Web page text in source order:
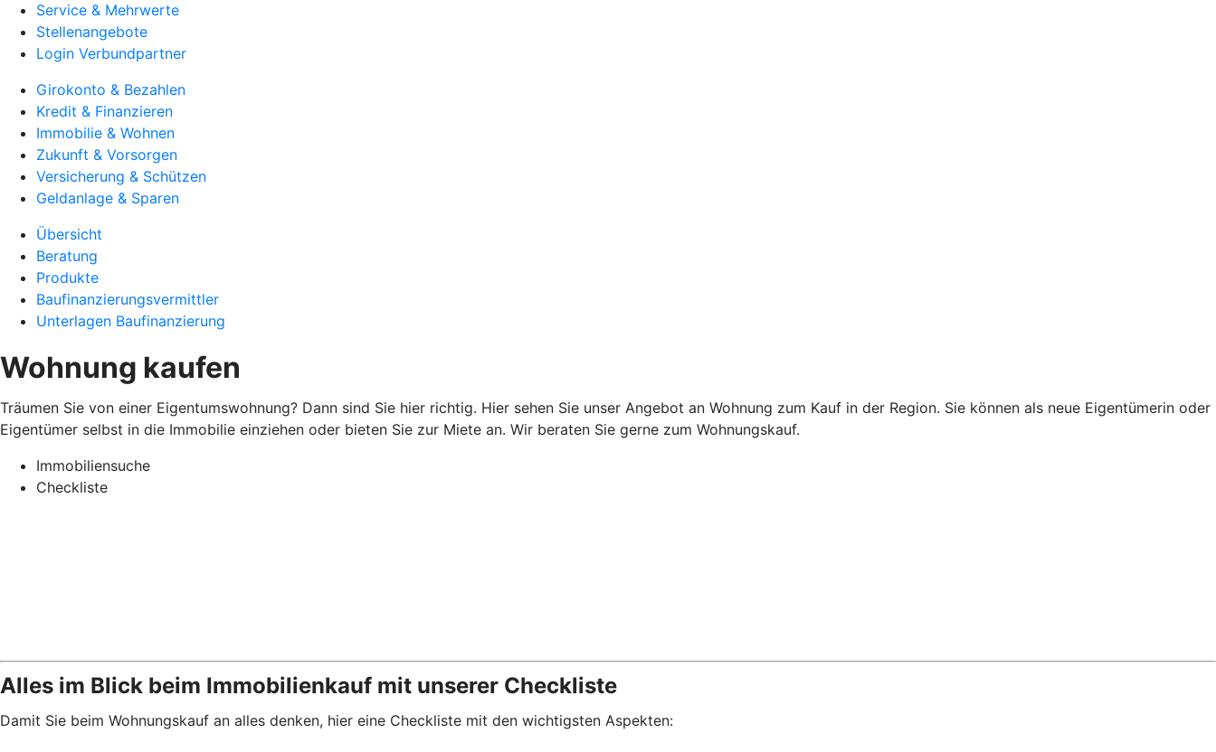
Service & Mehrwerte
Stellenangebote
Login Verbundpartner
Girokonto & Bezahlen
Kredit & Finanzieren
Immobilie & Wohnen
Zukunft & Vorsorgen
Versicherung & Schützen
Geldanlage & Sparen
Übersicht
Beratung
Produkte
Baufinanzierungsvermittler
Unterlagen Baufinanzierung
Wohnung kaufen
Träumen Sie von einer Eigentumswohnung? Dann sind Sie hier richtig. Hier sehen Sie unser Angebot an Wohnung zum Kauf in der Region. Sie können als neue Eigentümerin oder
Eigentümer selbst in die Immobilie einziehen oder bieten Sie zur Miete an. Wir beraten Sie gerne zum Wohnungskauf.
Immobiliensuche
Checkliste
Alles im Blick beim Immobilienkauf mit unserer Checkliste
Damit Sie beim Wohnungskauf an alles denken, hier eine Checkliste mit den wichtigsten Aspekten: